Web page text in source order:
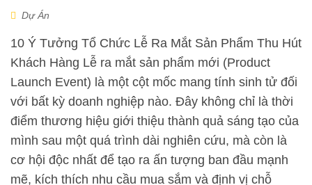
Dự Án
10 Ý Tưởng Tổ Chức Lễ Ra Mắt Sản Phẩm Thu Hút
Khách Hàng Lễ ra mắt sản phẩm mới (Product
Launch Event) là một cột mốc mang tính sinh tử đối
với bất kỳ doanh nghiệp nào. Đây không chỉ là thời
điểm thương hiệu giới thiệu thành quả sáng tạo của
mình sau một quá trình dài nghiên cứu, mà còn là
cơ hội độc nhất để tạo ra ấn tượng ban đầu mạnh
mẽ, kích thích nhu cầu mua sắm và định vị chỗ